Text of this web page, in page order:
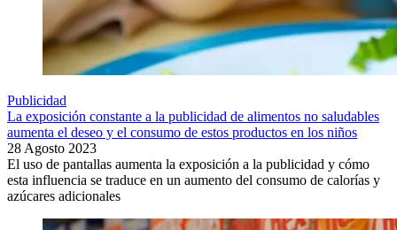
Publicidad
La exposición constante a la publicidad de alimentos no saludables
aumenta el deseo y el consumo de estos productos en los niños
28 Agosto 2023
El uso de pantallas aumenta la exposición a la publicidad y cómo
esta influencia se traduce en un aumento del consumo de calorías y
azúcares adicionales